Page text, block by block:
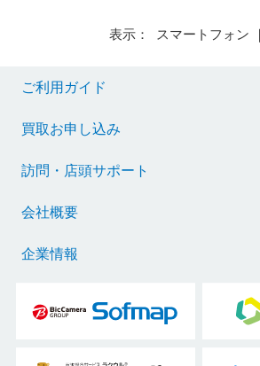
表示： スマートフォン
ご利用ガイド
買取お申し込み
訪問・店頭サポート
会社概要
企業情報